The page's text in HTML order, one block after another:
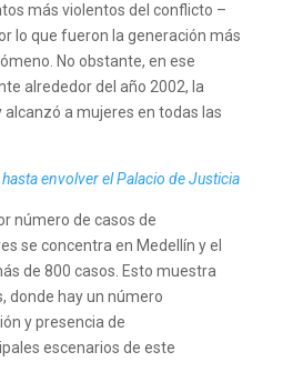
más violentos del conflicto –
lo que fueron la generación más
No obstante, en ese
alrededor del año 2002, la
alcanzó a mujeres en todas las
envolver el Palacio de Justicia
número de casos de
se concentra en Medellín y el
de 800 casos. Esto muestra
donde hay un número
y presencia de
escenarios de este